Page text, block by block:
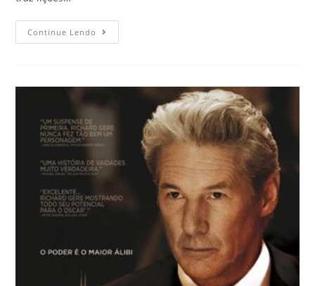
Continue Lendo